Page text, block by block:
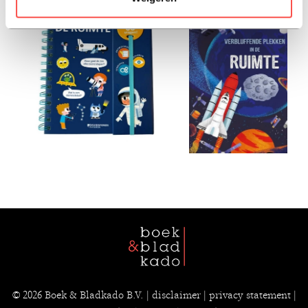
© 2026 Boek & Bladkado B.V. | disclaimer| privacy statement|